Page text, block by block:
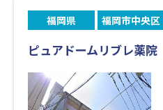
福岡県 福岡市中央区
ピュアドームリブレ薬院